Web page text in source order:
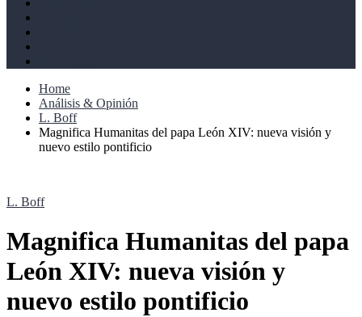
Home
Análisis & Opinión
L. Boff
Magnifica Humanitas del papa León XIV: nueva visión y
nuevo estilo pontificio
L. Boff
Magnifica Humanitas del papa
León XIV: nueva visión y
nuevo estilo pontificio